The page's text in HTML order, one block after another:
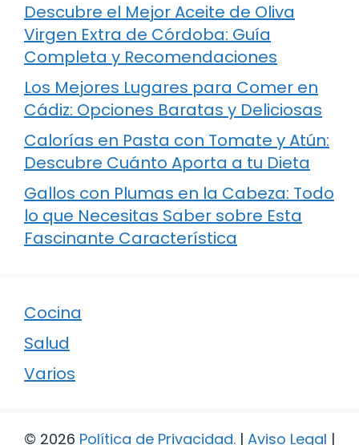
Descubre el Mejor Aceite de Oliva
Virgen Extra de Córdoba: Guía
Completa y Recomendaciones
Los Mejores Lugares para Comer en
Cádiz: Opciones Baratas y Deliciosas
Calorías en Pasta con Tomate y Atún:
Descubre Cuánto Aporta a tu Dieta
Gallos con Plumas en la Cabeza: Todo
lo que Necesitas Saber sobre Esta
Fascinante Característica
Cocina
Salud
Varios
© 2026 Política de Privacidad. | Aviso Legal |